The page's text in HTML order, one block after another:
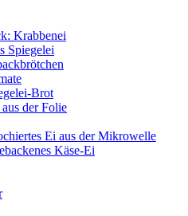
Krabbenei
Spiegelei
Brot
der Folie
Ei aus der Mikrowelle
Käse-Ei